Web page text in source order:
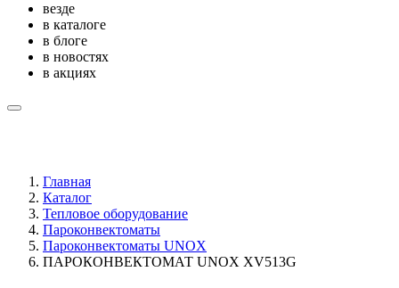
везде
в каталоге
в блоге
в новостях
в акциях
Главная
Каталог
Тепловое оборудование
Пароконвектоматы
Пароконвектоматы UNOX
ПАРОКОНВЕКТОМАТ UNOX XV513G